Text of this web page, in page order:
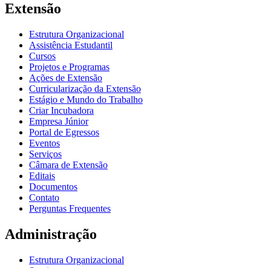
Extensão
Estrutura Organizacional
Assistência Estudantil
Cursos
Projetos e Programas
Ações de Extensão
Curricularização da Extensão
Estágio e Mundo do Trabalho
Criar Incubadora
Empresa Júnior
Portal de Egressos
Eventos
Serviços
Câmara de Extensão
Editais
Documentos
Contato
Perguntas Frequentes
Administração
Estrutura Organizacional